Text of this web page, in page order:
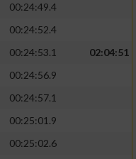
00:24:49.4
00:24:52.4
00:24:53.1
02:04:51
00:24:56.9
00:24:57.1
00:25:01.9
00:25:02.6